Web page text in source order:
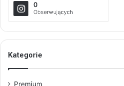
0
Obserwujących
Kategorie
Premium